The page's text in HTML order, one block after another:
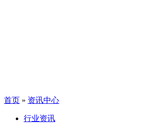
首页 » 资讯中心
行业资讯